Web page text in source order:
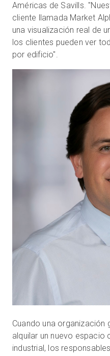
Américas de Savills.
cliente llamada Market
una visualización real de
los clientes pueden ver
por edificio".
Cuando una organización
alquilar un nuevo espacio
industrial, los